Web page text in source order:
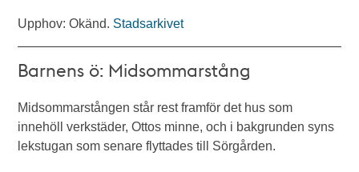
Upphov: Okänd. Stadsarkivet
Barnens ö: Midsommarstång
Midsommarstången står rest framför det hus som
innehöll verkstäder, Ottos minne, och i bakgrunden syns
lekstugan som senare flyttades till Sörgården.